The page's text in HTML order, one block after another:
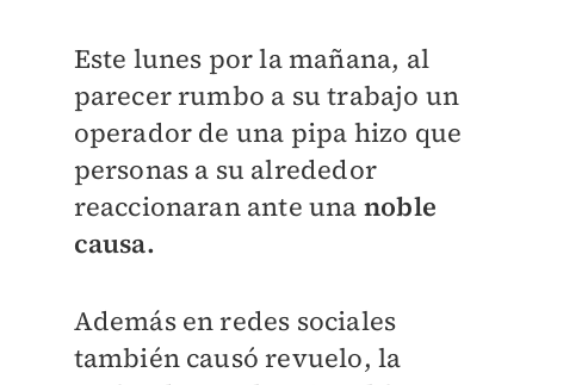
Este lunes por la mañana, al
parecer rumbo a su trabajo un
operador de una pipa hizo que
personas a su alrededor
reaccionaran ante una noble
causa.
Además en redes sociales
también causó revuelo, la